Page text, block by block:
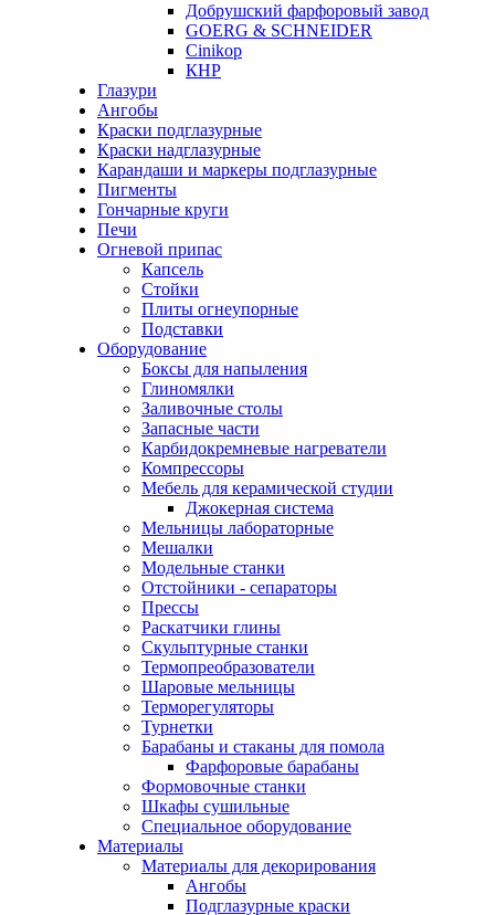
Добрушский фарфоровый завод
GOERG & SCHNEIDER
Cinikop
КНР
Глазури
Ангобы
Краски подглазурные
Краски надглазурные
Карандаши и маркеры подглазурные
Пигменты
Гончарные круги
Печи
Огневой припас
Капсель
Стойки
Плиты огнеупорные
Подставки
Оборудование
Боксы для напыления
Глиномялки
Заливочные столы
Запасные части
Карбидокремневые нагреватели
Компрессоры
Мебель для керамической студии
Джокерная система
Мельницы лабораторные
Мешалки
Модельные станки
Отстойники - сепараторы
Прессы
Раскатчики глины
Скульптурные станки
Термопреобразователи
Шаровые мельницы
Терморегуляторы
Турнетки
Барабаны и стаканы для помола
Фарфоровые барабаны
Формовочные станки
Шкафы сушильные
Специальное оборудование
Материалы
Материалы для декорирования
Ангобы
Подглазурные краски